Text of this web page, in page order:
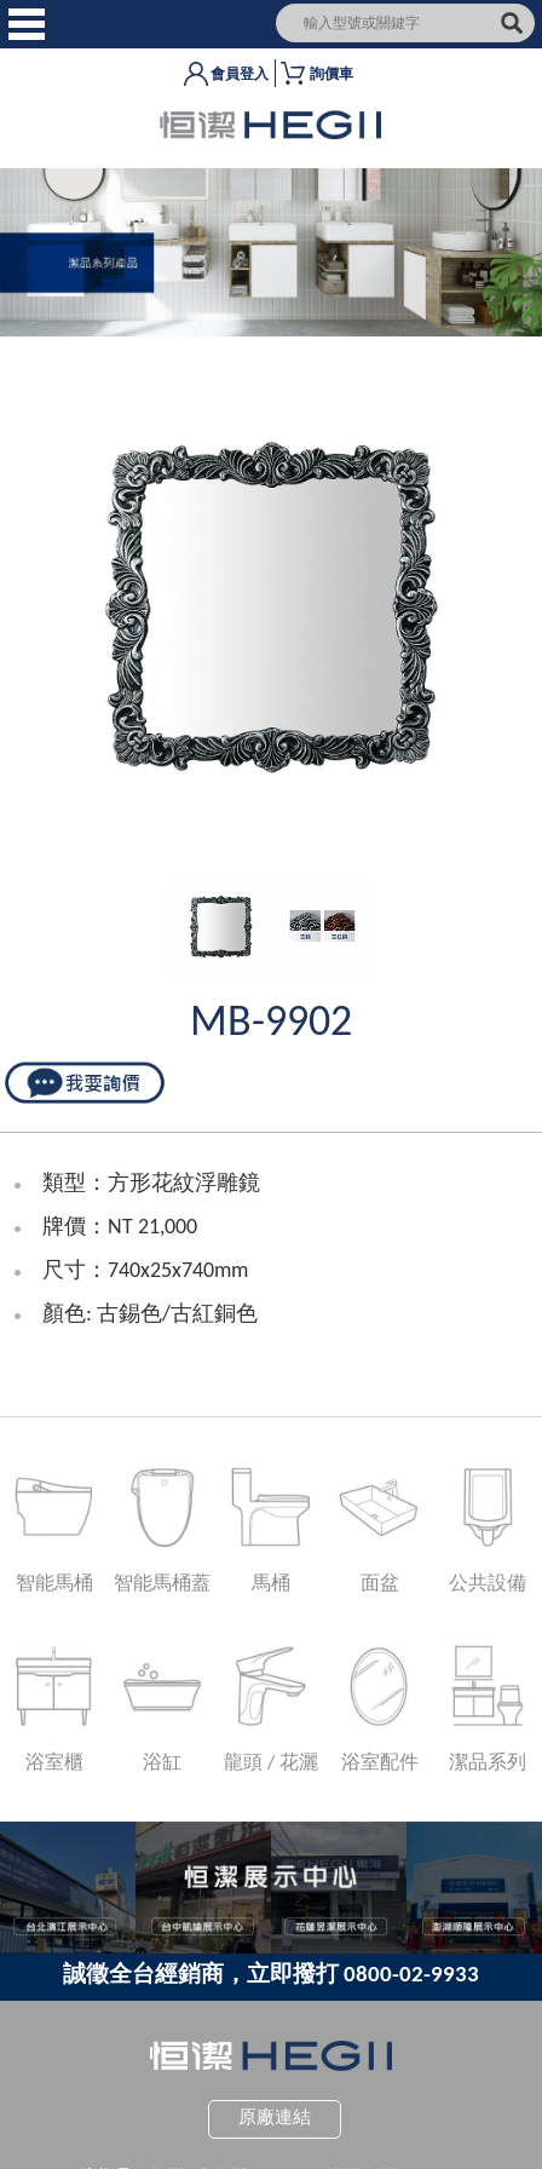
會員登入 詢價車
MB-9902
類型：方形花紋浮雕鏡
牌價：NT 21,000
尺寸：740x25x740mm
顏色: 古錫色/古紅銅色
智能馬桶 智能馬桶蓋 馬桶 面盆 公共設備
浴室櫃 浴缸 龍頭 / 花灑 浴室配件 潔品系列
誠徵全台經銷商，立即撥打 0800-02-9933
原廠連結